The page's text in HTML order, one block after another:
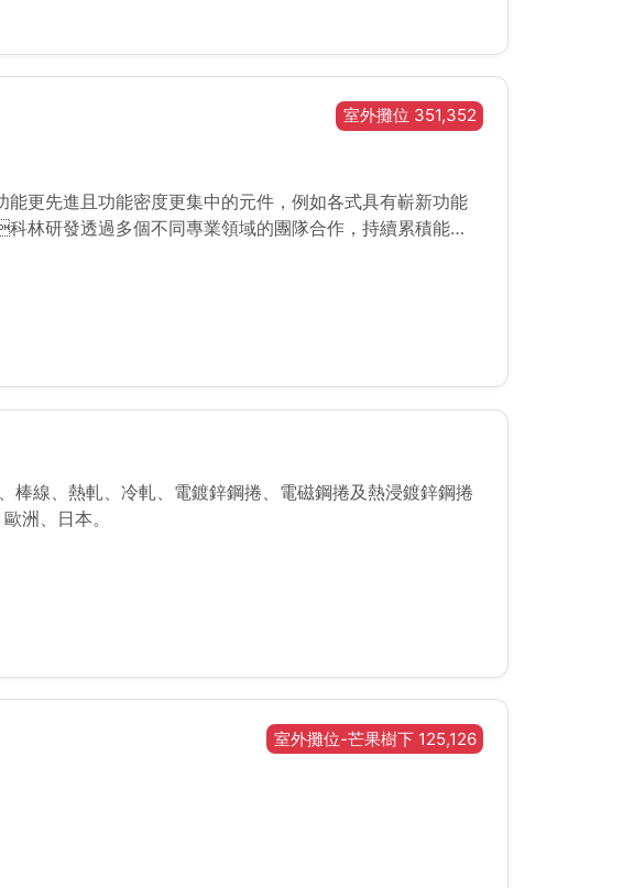
室外攤位 351,352
更先進且功能密度更集中的元件，例如各式具有嶄新功能
林研發透過多個不同專業領域的團隊合作，持續累積能
及高階封裝等應用，提供客戶所需的各式晶圓製程解決
線、熱軋、冷軋、電鍍鋅鋼捲、電磁鋼捲及熱浸鍍鋅鋼捲
洲、日本。
室外攤位-芒果樹下 125,126